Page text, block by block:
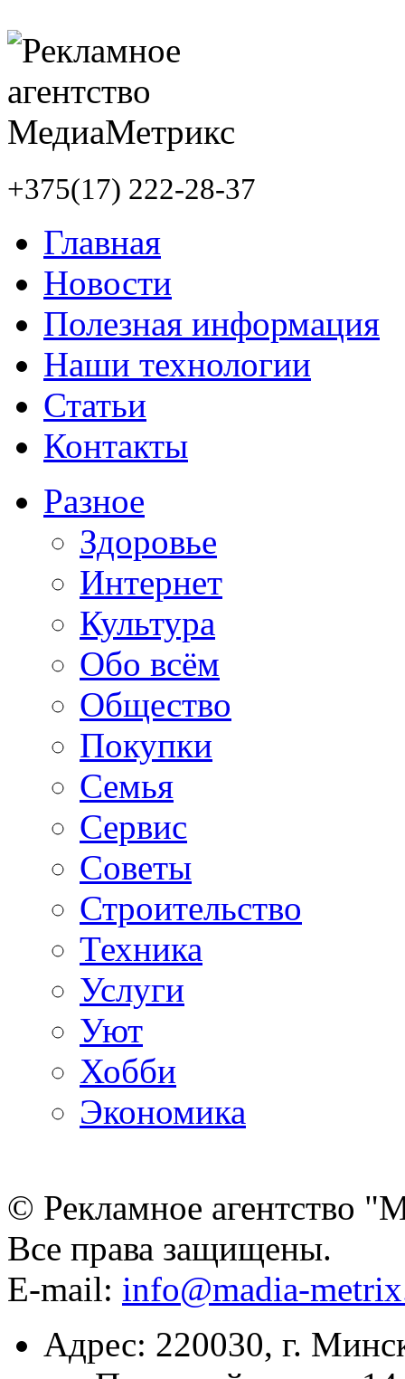
+375(17) 222-28-37
Главная
Новости
Полезная информация
Наши технологии
Статьи
Контакты
Разное
Здоровье
Интернет
Культура
Обо всём
Общество
Покупки
Семья
Сервис
Советы
Строительство
Техника
Услуги
Уют
Хобби
Экономика
© Рекламное агентство
Все права защищены.
E-mail: info@madia-
Адрес: 220030, г.